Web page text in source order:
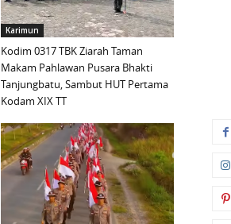
Karimun
Kodim 0317 TBK Ziarah Taman
Makam Pahlawan Pusara Bhakti
Tanjungbatu, Sambut HUT Pertama
Kodam XIX TT